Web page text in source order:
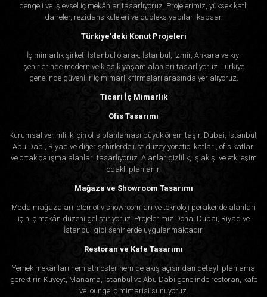
dengeli ve işlevsel iç mekânlar tasarlıyoruz. Projelerimiz, yüksek katlı
daireler, rezidans kuleleri ve dubleks yapıları kapsar.
Türkiye'deki Konut Projeleri
İç mimarlık şirketi İstanbul olarak, İstanbul, İzmir, Ankara ve kıyı
şehirlerinde modern ve klasik yaşam alanları tasarlıyoruz. Türkiye
genelinde güvenilir iç mimarlık firmaları arasında yer alıyoruz.
Ticari İç Mimarlık
Ofis Tasarımı
Kurumsal verimlilik için ofis planlaması büyük önem taşır. Dubai, İstanbul,
Abu Dabi, Riyad ve diğer şehirlerde üst düzey yönetici katları, ofis katları
ve ortak çalışma alanları tasarlıyoruz. Alanlar gizlilik, iş akışı ve etkileşim
odaklı planlanır.
Mağaza ve Showroom Tasarımı
Moda mağazaları, otomotiv showroom’ları ve teknoloji perakende alanları
için iç mekân düzeni geliştiriyoruz. Projelerimiz Doha, Dubai, Riyad ve
İstanbul gibi şehirlerde uygulanmaktadır.
Restoran ve Kafe Tasarımı
Yemek mekânları hem atmosfer hem de akış açısından detaylı planlama
gerektirir. Kuveyt, Manama, İstanbul ve Abu Dabi genelinde restoran, kafe
ve lounge iç mimarisi sunuyoruz.